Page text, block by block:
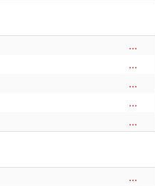
...
...
...
...
...
...